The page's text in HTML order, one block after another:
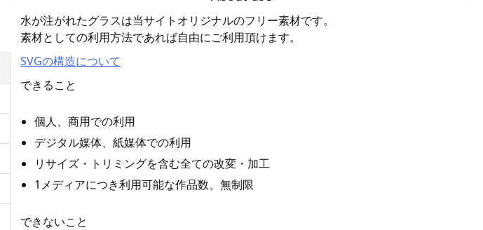
水が注がれたグラスは当サイトオリジナルのフリー素材です。
素材としての利用方法であれば自由にご利用頂けます。
SVGの構造について
できること
個人、商用での利用
デジタル媒体、紙媒体での利用
リサイズ・トリミングを含む全ての改変・加工
1メディアにつき利用可能な作品数、無制限
できないこと